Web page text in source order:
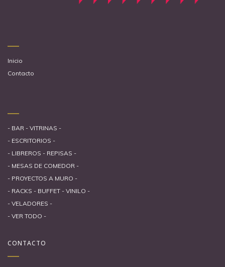
Inicio
Contacto
- BAR - VITRINAS -
- ESCRITORIOS -
- LIBREROS - REPISAS -
- MESAS DE COMEDOR -
- PROYECTOS A MURO -
- RACKS - BUFFET - VINILO -
- VELADORES -
- VER TODO -
CONTACTO